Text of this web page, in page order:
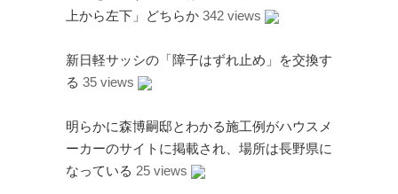
上から左下」どちらか 342 views
新日軽サッシの「障子はずれ止め」を交換す
る 35 views
明らかに森博嗣邸とわかる施工例がハウスメ
ーカーのサイトに掲載され、場所は長野県に
なっている 25 views